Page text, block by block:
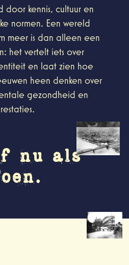
door kennis, cultuur en
normen. Een wereld
meer is dan alleen een
het vertelt iets over
en laat zien hoe
heen denken over
gezondheid en
nu als